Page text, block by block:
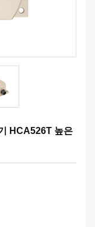
HCA526T 높은